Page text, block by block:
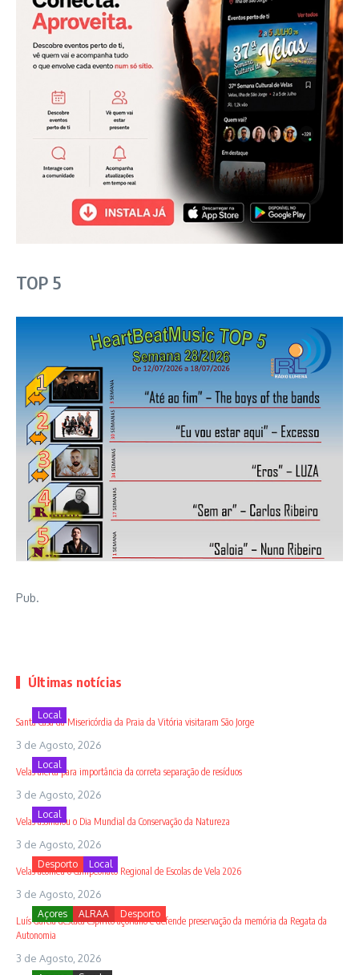
TOP 5
Pub.
Últimas notícias
Local
Santa Casa da Misericórdia da Praia da Vitória visitaram São Jorge
3 de Agosto, 2026
Local
Velas alerta para importância da correta separação de resíduos
3 de Agosto, 2026
Local
Velas assinalou o Dia Mundial da Conservação da Natureza
3 de Agosto, 2026
Desporto Local
Velas acolheu o Campeonato Regional de Escolas de Vela 2026
3 de Agosto, 2026
Açores ALRAA Desporto
Luís Garcia destaca espírito açoriano e defende preservação da memória da Regata da
Autonomia
3 de Agosto, 2026